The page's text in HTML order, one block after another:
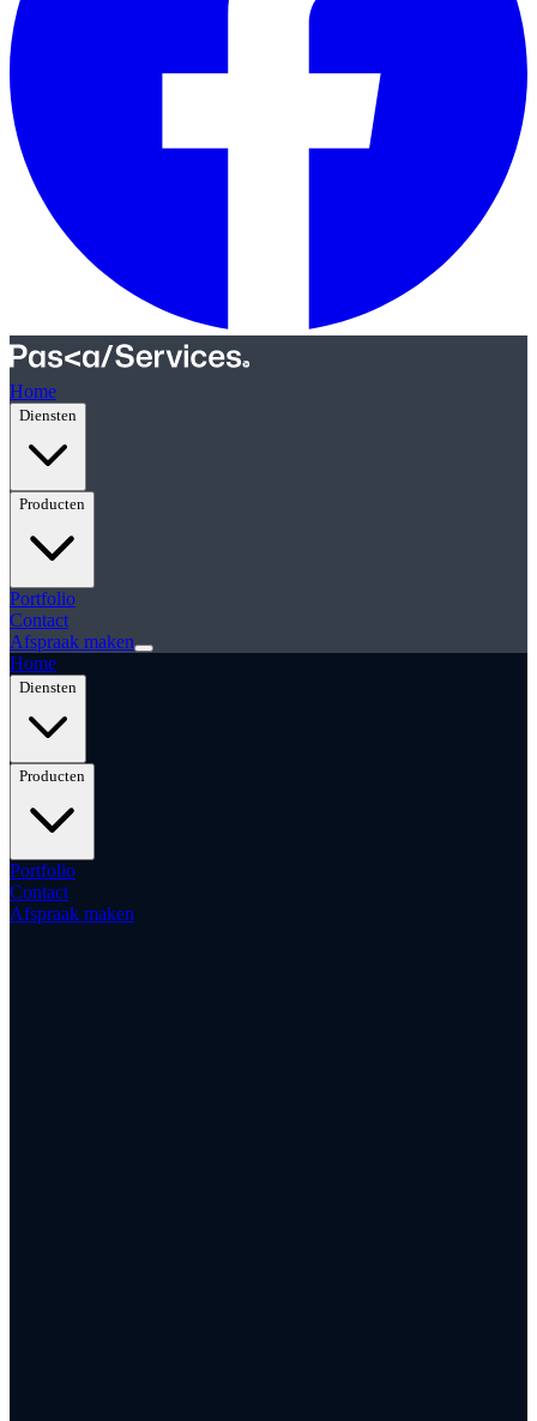
Home
Diensten
Producten
Portfolio
Contact
Afspraak maken
Home
Diensten
Producten
Portfolio
Contact
Afspraak maken